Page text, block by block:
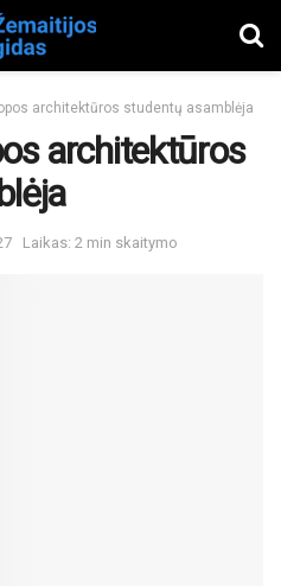
architektūros studentų asamblėja
architektūros
Laikas: 2 min skaitymo